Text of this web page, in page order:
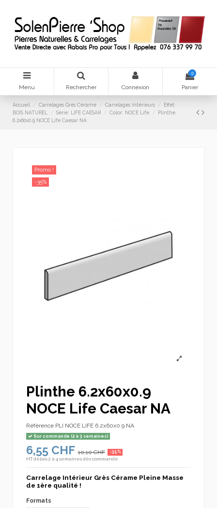
Menu Rechercher Connexion
0
Panier
Accueil Carrelages Grès Cérame Carrelages Intérieurs
Effet:
BOIS NATUREL
Série: LIFE CAESAR Color: NOCE Life
Plinthe
6.2x60x0.9 NOCE Life Caesar NA
Promo !
-35%
Plinthe 6.2x60x0.9
NOCE Life Caesar NA
Référence PLI NOCE LIFE 6.2x60x0.9 NA
Sur commande (2 à 3 semaines)
6,55 CHF 10,10 CHF -35%
HTdélais 2 à 4 semaines dès commande
Carrelage Intérieur Grès Cérame Pleine Masse
de 1ère qualité !
Formats